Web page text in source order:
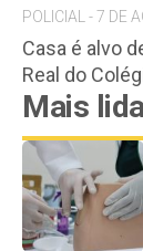
POLICIAL - 7 DE
Casa é alvo
Real do
Mais